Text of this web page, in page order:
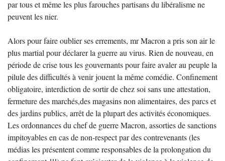
par tous et même les plus farouches partisans du libéralisme ne
peuvent les nier.
Alors pour faire oublier ses errements, mr Macron a pris son air le
plus martial pour déclarer la guerre au virus. Rien de nouveau, en
période de crise tous les gouvernants pour faire avaler au peuple la
pilule des difficultés à venir jouent la même comédie. Confinement
obligatoire, interdiction de sortir de chez soi sans une attestation,
fermeture des marchés,des magasins non alimentaires, des parcs et
des jardins publics, arrêt de la plupart des activités économiques.
Les ordonnances du chef de guerre Macron, assorties de sanctions
impitoyables en cas de non-respect par des contrevenants (les
médias les présentent comme responsables de la prolongation du